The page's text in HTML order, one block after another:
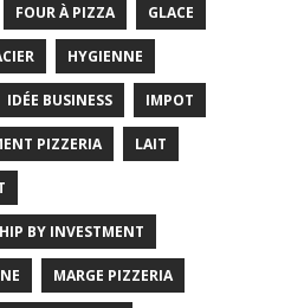
FOUR À PIZZA GLACE
HYGIENNE
IDÉE BUSINESS IMPOT
PIZZERIA LAIT
BY INVESTMENT
MARGE PIZZERIA